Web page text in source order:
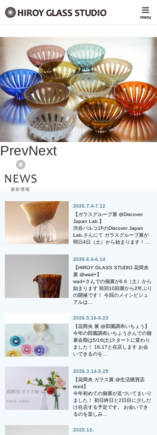
PrevNext
2026.7.4-7.12
【ガラスグループ展 @Discover
Japan Lab.】
渋谷パルコ1FのDiscover Japan
Lab.さんにて ガラスグループ展が
明日4日（土）から始まります！…
2026.6.6-6.14
【HIROY GLASS STUDIO 花岡央
展 @wad+】
wad+さんでの個展が6.6（土）から
始まります 前回10回展から2年ぶり
の開催です！ 今回のメインビジュ
アルは…
2026.5.16-5.23
【花岡央 展 @田園調布いちょう】
今年の田園調布いちょうさんでの個
展会期は5/16(土)スタートに変わり
ました！ 16,17と在店します お会
いできるのを…
2026.3.14-3.29
【花岡央 ガラス展 @生活購買店
reed】
今年初めての個展が近づいてまいり
ました！ 初日終日と2日目に少しだ
け在店する予定です。 お会いでき
るのを楽しみ…
2025.12-